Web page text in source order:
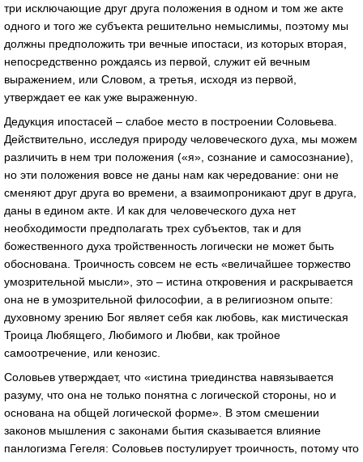
три исключающие друг друга положения в одном и том же акте
одного и того же субъекта решительно немыслимы, поэтому мы
должны предположить три вечные ипостаси, из которых вторая,
непосредственно рождаясь из первой, служит ей вечным
выражением, или Словом, а третья, исходя из первой,
утверждает ее как уже выраженную.
Дедукция ипостасей – слабое место в построении Соловьева.
Действительно, исследуя природу человеческого духа, мы можем
различить в нем три положения («я», сознание и самосознание),
но эти положения вовсе не даны нам как чередование: они не
сменяют друг друга во времени, а взаимопроникают друг в друга,
даны в едином акте. И как для человеческого духа нет
необходимости предполагать трех субъектов, так и для
божественного духа тройственность логически не может быть
обоснована. Троичность совсем не есть «величайшее торжество
умозрительной мысли», это – истина откровения и раскрывается
она не в умозрительной философии, а в религиозном опыте:
духовному зрению Бог являет себя как любовь, как мистическая
Троица Любящего, Любимого и Любви, как тройное
самоотречение, или кенозис.
Соловьев утверждает, что «истина триединства навязывается
разуму, что она не только понятна с логической стороны, но и
основана на общей логической форме». В этом смешении
законов мышления с законами бытия сказывается влияние
панлогизма Гегеля: Соловьев постулирует троичность, потому что